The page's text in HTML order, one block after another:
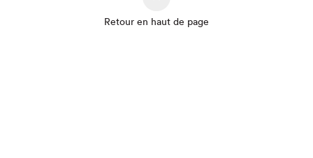
Retour en haut de page